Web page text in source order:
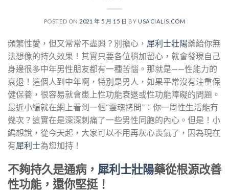
POSTED ON 2021 年 5 月 15 日 BY USACIALIS.COM
頻繁性愛，但又常常不盡興？別擔心， 犀利士壯陽藥給你無
法想像的持久效果！其實只要各位稍加留心，就會發現自己
身邊很多中年男性朋友都有一種苦惱。那就是——性能力的
衰退！這個人到中年啊，特別是男人，如果平常沒有注重保
健保養，很容易就會患上性功能衰退或性功能障礙的問題。
最近小編就在網上看到一個“靈魂拷問”：你一周性生活能有
幾次？這實在是深深刺痛了一些男性同胞的內心。但是！小
編想說，從今天起，大家可以不用再灰心喪氣了，因為現在
有犀利士為您加持！
不夠持久是通病， 犀利士壯陽藥從根源改善
性功能，還你堅挺！